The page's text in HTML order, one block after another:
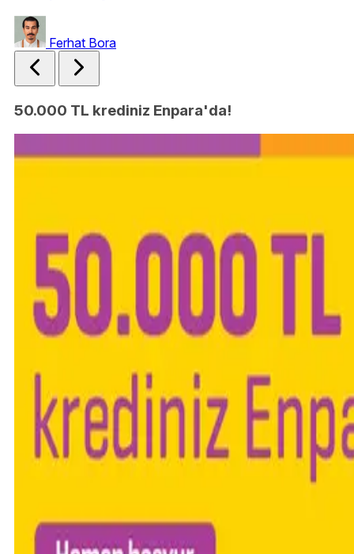
Ferhat Bora
50.000 TL krediniz Enpara'da!